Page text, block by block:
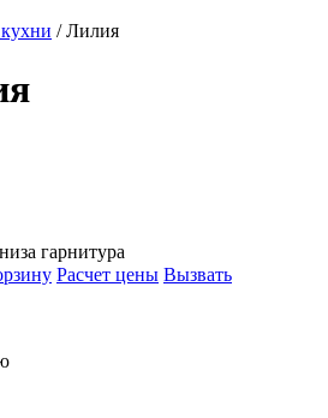
/ Лилия
гарнитура
Расчет цены Вызвать